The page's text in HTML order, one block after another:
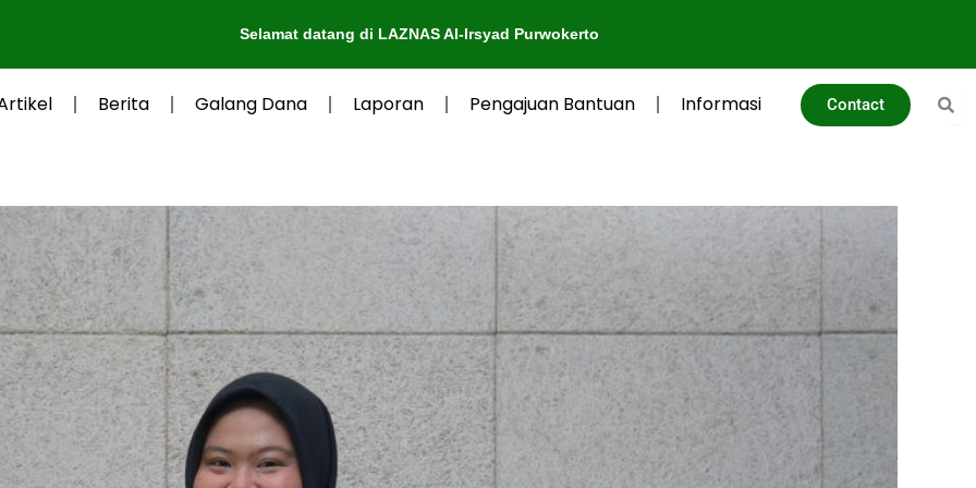
Selamat datang di LAZNAS Al-Irsyad Purwokerto
Berita Galang Dana Laporan Pengajuan Bantuan Informasi Contact